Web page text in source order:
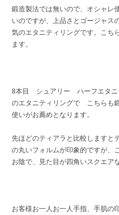
鍛造製法では無いので、オシャレ
いのですが、上品さとゴージャス
気のエタニティリングです。こち
ます。
8本目 シュアリー ハーフエタニ
のエタニティリングで こちらも
使いがお薦めとなります。
先ほどのティアラと比較しますと
の丸いフォルムが印象的ですが、
お陰で、見た目が四角いスクエア
お客様お一人お一人手指、手肌の